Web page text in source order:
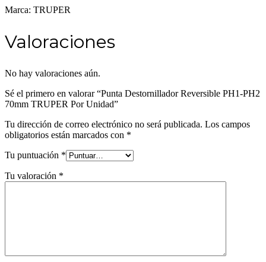
Marca: TRUPER
Valoraciones
No hay valoraciones aún.
Sé el primero en valorar “Punta Destornillador Reversible PH1-PH2
70mm TRUPER Por Unidad”
Tu dirección de correo electrónico no será publicada. Los campos
obligatorios están marcados con *
Tu puntuación *
Tu valoración *